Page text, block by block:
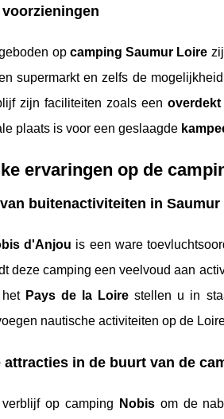
op camping Saumur Loire
supermarkt en zelfs de
zijn faciliteiten zoals een overdekt
plaats is voor een geslaagde
ervaringen op de
buitenactiviteiten in Saumur
d'Anjou is een ware
deze camping een veelvoud aan
het Pays de la Loire stellen u in
nautische activiteiten op de
attracties in de buurt van de
op camping Nobisom de